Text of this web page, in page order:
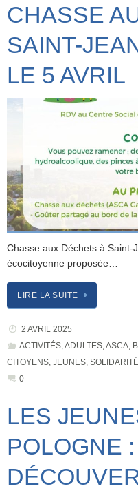
CHASSE
SAINT-
LE 5 AVRIL
Chasse aux Déchets à
écocitoyenne proposée…
LIRE LA SUITE
2 AVRIL 2025
ACTIVITÉS,ADULTES,ASCA,
CITOYENS, JEUNES, SOLIDARITÉ
0
LES
POLOGNE